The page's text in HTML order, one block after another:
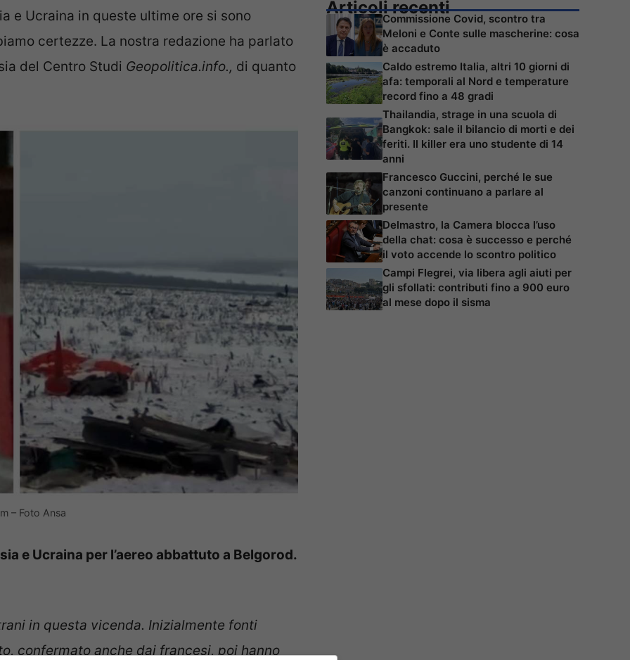
e Ucraina in queste ultime ore si sono
certezze. La nostra redazione ha parlato
del Centro Studi Geopolitica.info., di quanto
– Foto Ansa
e Ucraina per l’aereo abbattuto a Belgorod.
in questa vicenda. Inizialmente fonti
confermato anche dai francesi, poi hanno
Articoli recenti
Commissione Covid, scontro tra
Meloni e Conte sulle mascherine: cosa
è accaduto
Caldo estremo Italia, altri 10 giorni di
afa: temporali al Nord e temperature
record fino a 48 gradi
Thailandia, strage in una scuola di
Bangkok: sale il bilancio di morti e dei
feriti. Il killer era uno studente di 14
anni
Francesco Guccini, perché le sue
canzoni continuano a parlare al
presente
Delmastro, la Camera blocca l’uso
della chat: cosa è successo e perché
il voto accende lo scontro politico
Campi Flegrei, via libera agli aiuti per
gli sfollati: contributi fino a 900 euro
al mese dopo il sisma